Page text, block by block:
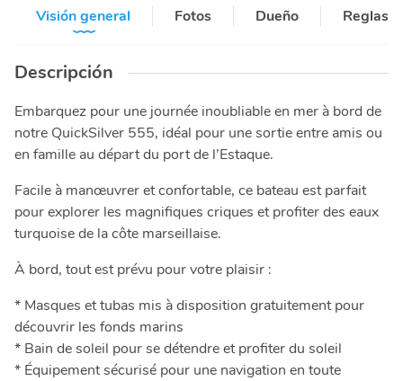
Visión general
Fotos Dueño Reglas
Descripción
Embarquez pour une journée inoubliable en mer à bord de
notre QuickSilver 555, idéal pour une sortie entre amis ou
en famille au départ du port de l’Estaque.
Facile à manœuvrer et confortable, ce bateau est parfait
pour explorer les magnifiques criques et profiter des eaux
turquoise de la côte marseillaise.
À bord, tout est prévu pour votre plaisir :
* Masques et tubas mis à disposition gratuitement pour
découvrir les fonds marins
* Bain de soleil pour se détendre et profiter du soleil
* Équipement sécurisé pour une navigation en toute